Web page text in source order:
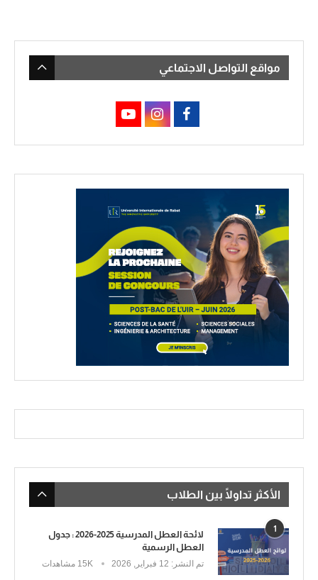
مواقع التواصل الاجتماعي
الأكثر تداولًا بين الطلاب
1
لائحة العطل المدرسية 2025-2026 : جدول
العطل الرسمية
تم النشر: 15K مشاهدات